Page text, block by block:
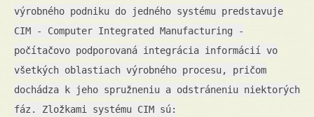
výrobného podniku do jedného systému predstavuje
CIM - Computer Integrated Manufacturing -
počítačovo podporovaná integrácia informácií vo
všetkých oblastiach výrobného procesu, pričom
dochádza k jeho spružneniu a odstráneniu niektorých
fáz. Zložkami systému CIM sú: